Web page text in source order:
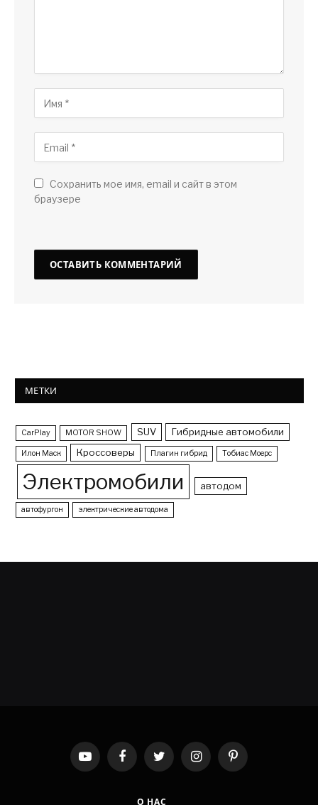
Сохранить мое имя, email и сайт в этом
браузере
МЕТКИ
CarPlay MOTOR SHOW SUV Гибридные автомобили
Илон Маск Кроссоверы Плагин гибрид Тобиас Моерс
Электромобили автодом
автофургон электрические автодома
YouTubeFacebookTwitter InstagramPinterest
О НАС